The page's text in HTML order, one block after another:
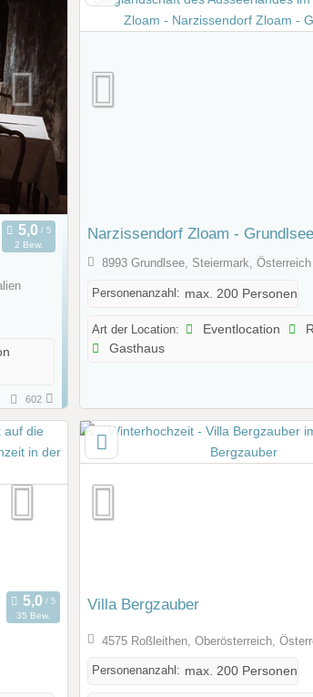
2 Bew.
602
Narzissendorf Zloam - Grundlsee
8993 Grundlsee, Steiermark, Österreich
Personenanzahl: max. 200 Personen
Art der Location: Eventlocation
Gasthaus
35 Bew.
Villa Bergzauber
4575 Roßleithen, Oberösterreich,
Personenanzahl: max. 200 Personen